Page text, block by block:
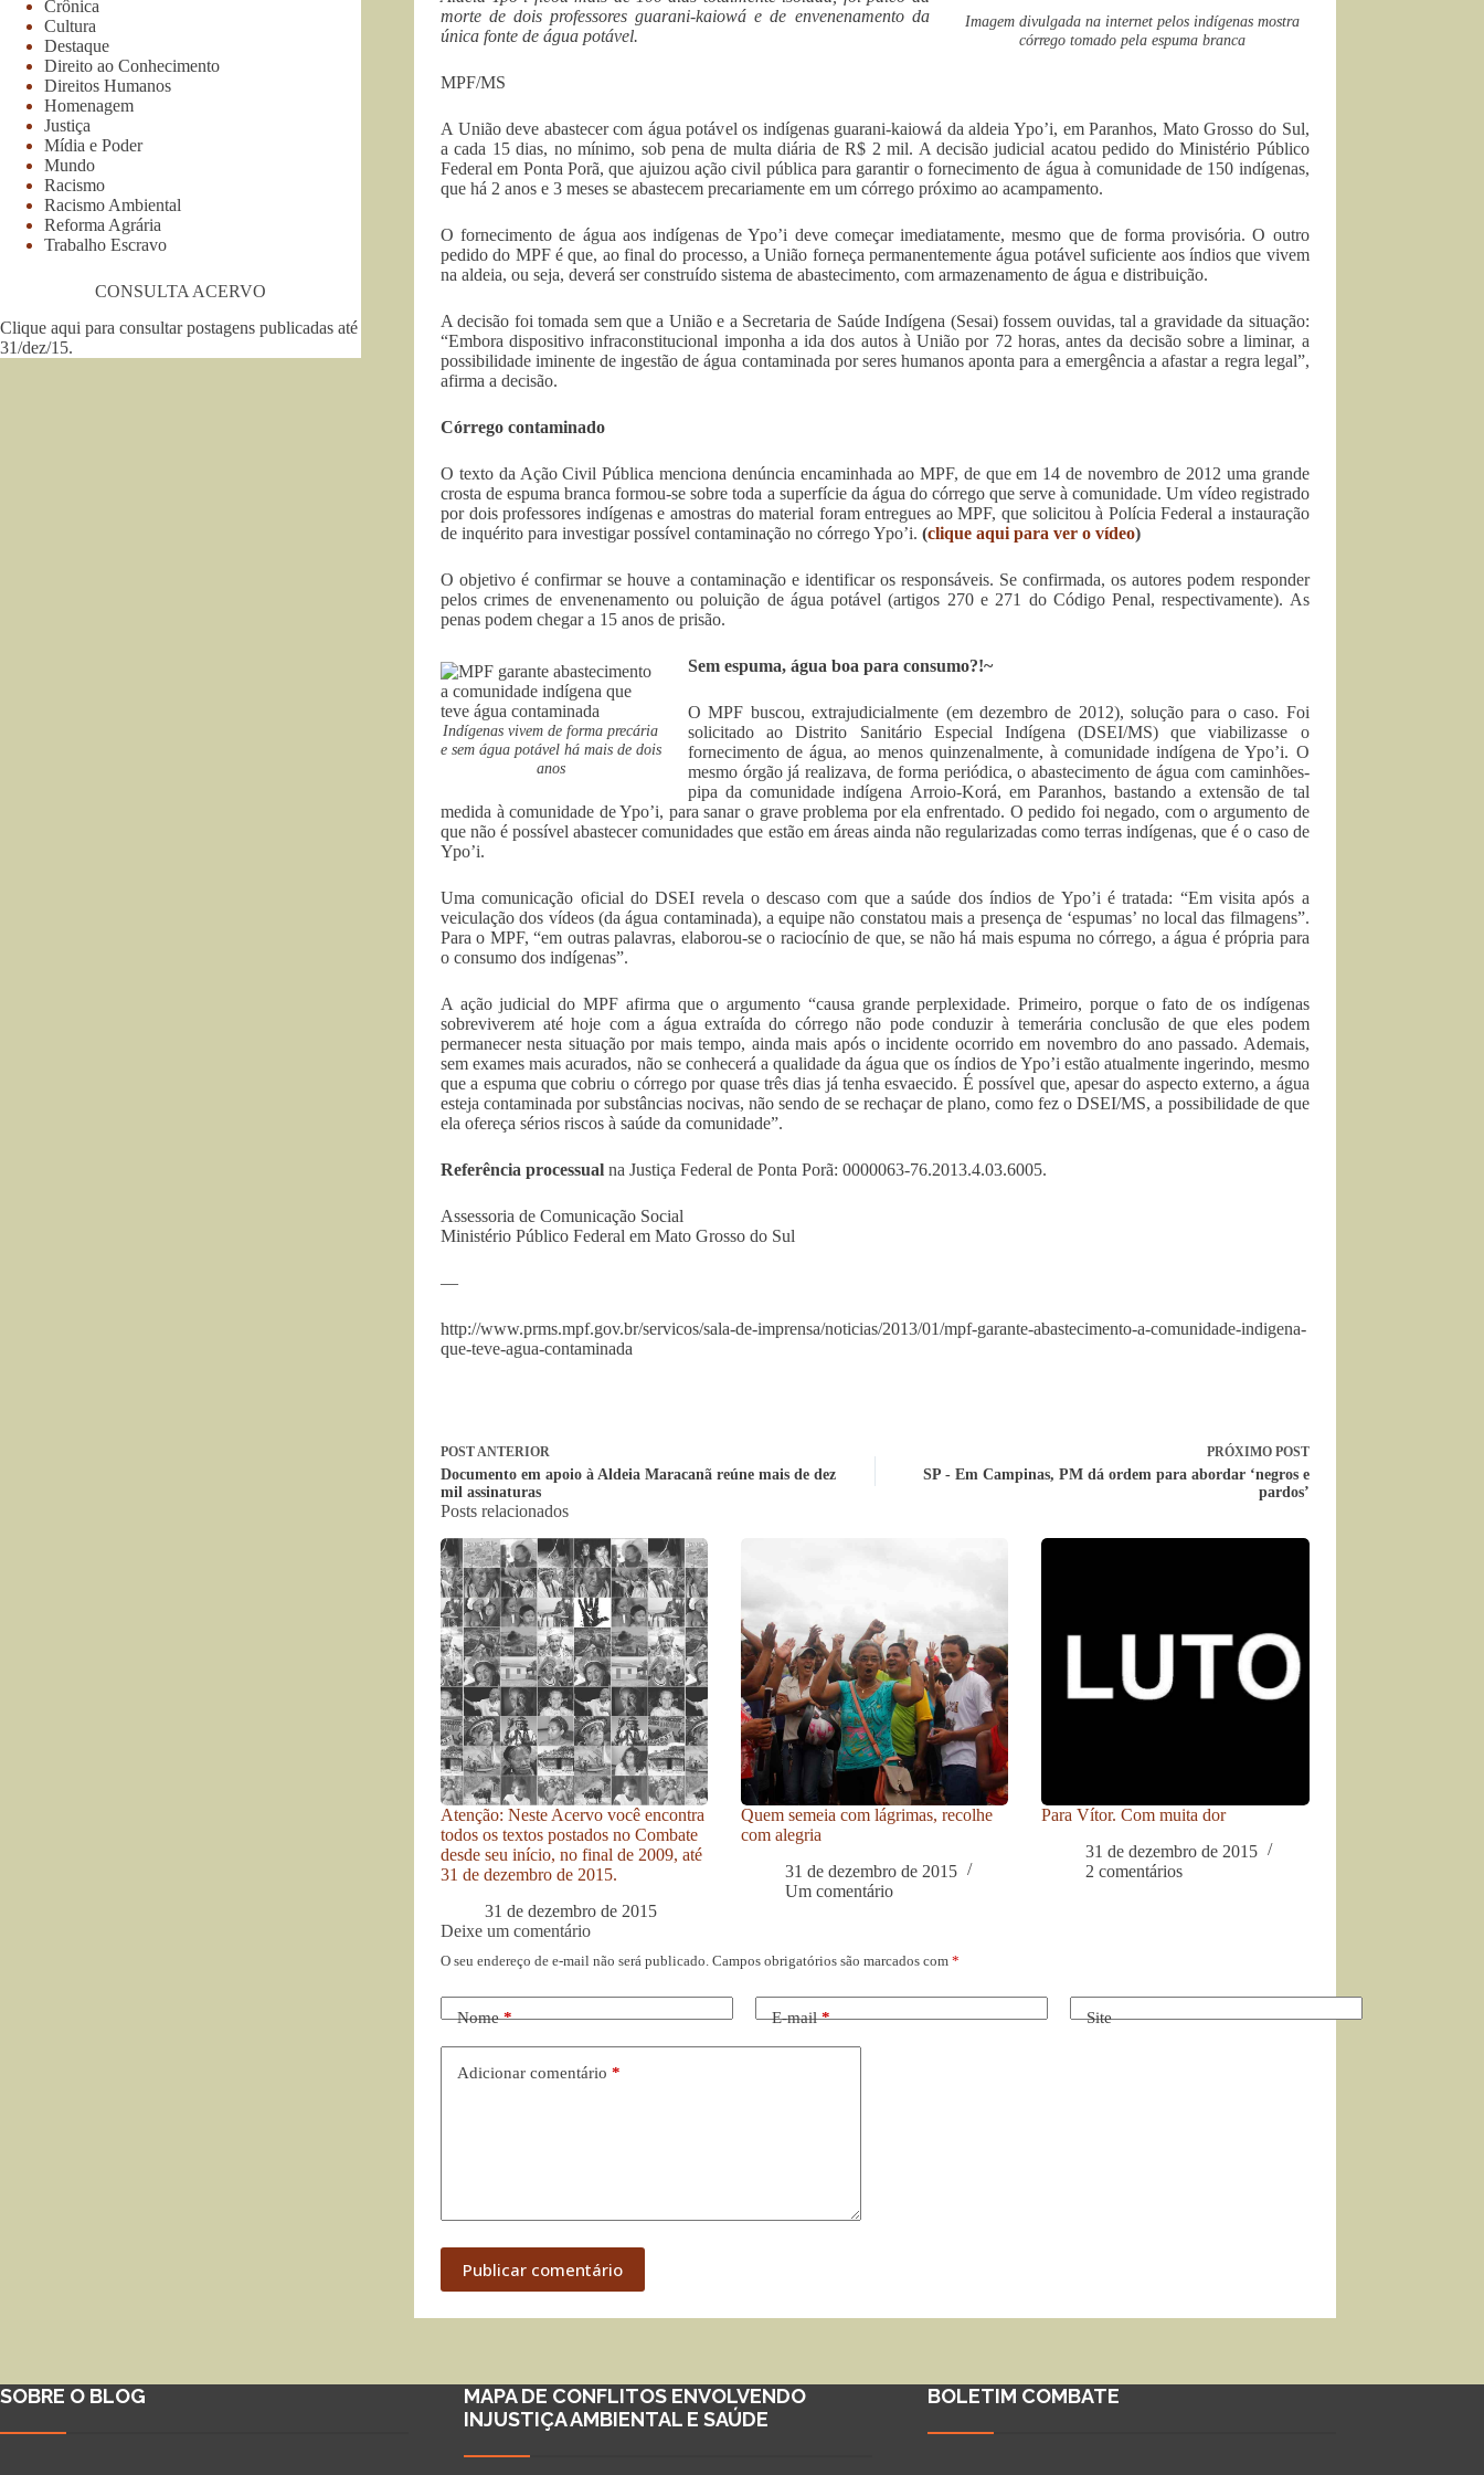
Imagem divulgada na internet pelos indígenas mostra
córrego tomado pela espuma branca
morte de dois professores guarani-kaiowá e de envenenamento da
única fonte de água potável.
MPF/MS
A União deve abastecer com água potável os indígenas guarani-kaiowá da aldeia Ypo’i, em Paranhos, Mato Grosso do Sul,
a cada 15 dias, no mínimo, sob pena de multa diária de R$ 2 mil. A decisão judicial acatou pedido do Ministério Público
Federal em Ponta Porã, que ajuizou ação civil pública para garantir o fornecimento de água à comunidade de 150 indígenas,
que há 2 anos e 3 meses se abastecem precariamente em um córrego próximo ao acampamento.
O fornecimento de água aos indígenas de Ypo’i deve começar imediatamente, mesmo que de forma provisória. O outro
pedido do MPF é que, ao final do processo, a União forneça permanentemente água potável suficiente aos índios que vivem
na aldeia, ou seja, deverá ser construído sistema de abastecimento, com armazenamento de água e distribuição.
A decisão foi tomada sem que a União e a Secretaria de Saúde Indígena (Sesai) fossem ouvidas, tal a gravidade da situação:
“Embora dispositivo infraconstitucional imponha a ida dos autos à União por 72 horas, antes da decisão sobre a liminar, a
possibilidade iminente de ingestão de água contaminada por seres humanos aponta para a emergência a afastar a regra legal”,
afirma a decisão.
Córrego contaminado
O texto da Ação Civil Pública menciona denúncia encaminhada ao MPF, de que em 14 de novembro de 2012 uma grande
crosta de espuma branca formou-se sobre toda a superfície da água do córrego que serve à comunidade. Um vídeo registrado
por dois professores indígenas e amostras do material foram entregues ao MPF, que solicitou à Polícia Federal a instauração
de inquérito para investigar possível contaminação no córrego Ypo’i. (clique aqui para ver o vídeo)
O objetivo é confirmar se houve a contaminação e identificar os responsáveis. Se confirmada, os autores podem responder
pelos crimes de envenenamento ou poluição de água potável (artigos 270 e 271 do Código Penal, respectivamente). As
penas podem chegar a 15 anos de prisão.
Indígenas vivem de forma precária
e sem água potável há mais de dois
anos
Sem espuma, água boa para consumo?!~
O MPF buscou, extrajudicialmente (em dezembro de 2012), solução para o caso. Foi
solicitado ao Distrito Sanitário Especial Indígena (DSEI/MS) que viabilizasse o
fornecimento de água, ao menos quinzenalmente, à comunidade indígena de Ypo’i. O
mesmo órgão já realizava, de forma periódica, o abastecimento de água com caminhões-
pipa da comunidade indígena Arroio-Korá, em Paranhos, bastando a extensão de tal
medida à comunidade de Ypo’i, para sanar o grave problema por ela enfrentado. O pedido foi negado, com o argumento de
que não é possível abastecer comunidades que estão em áreas ainda não regularizadas como terras indígenas, que é o caso de
Ypo’i.
Uma comunicação oficial do DSEI revela o descaso com que a saúde dos índios de Ypo’i é tratada: “Em visita após a
veiculação dos vídeos (da água contaminada), a equipe não constatou mais a presença de ‘espumas’ no local das filmagens”.
Para o MPF, “em outras palavras, elaborou-se o raciocínio de que, se não há mais espuma no córrego, a água é própria para
o consumo dos indígenas”.
A ação judicial do MPF afirma que o argumento “causa grande perplexidade. Primeiro, porque o fato de os indígenas
sobreviverem até hoje com a água extraída do córrego não pode conduzir à temerária conclusão de que eles podem
permanecer nesta situação por mais tempo, ainda mais após o incidente ocorrido em novembro do ano passado. Ademais,
sem exames mais acurados, não se conhecerá a qualidade da água que os índios de Ypo’i estão atualmente ingerindo, mesmo
que a espuma que cobriu o córrego por quase três dias já tenha esvaecido. É possível que, apesar do aspecto externo, a água
esteja contaminada por substâncias nocivas, não sendo de se rechaçar de plano, como fez o DSEI/MS, a possibilidade de que
ela ofereça sérios riscos à saúde da comunidade”.
Referência processualna Justiça Federal de Ponta Porã: 0000063-76.2013.4.03.6005.
Assessoria de Comunicação Social
Ministério Público Federal em Mato Grosso do Sul
—
http://www.prms.mpf.gov.br/servicos/sala-de-imprensa/noticias/2013/01/mpf-garante-abastecimento-a-comunidade-indigena-
que-teve-agua-contaminada
POSTANTERIOR
Documento em apoio à Aldeia Maracanã reúne mais de dez
mil assinaturas
PRÓXIMO POST
SP - Em Campinas, PM dá ordem para abordar ‘negros e
pardos’
Posts relacionados
Atenção: Neste Acervo você encontra
todos os textos postados no Combate
desde seu início, no final de 2009, até
31 de dezembro de 2015.
31 de dezembro de 2015
Quem semeia com lágrimas, recolhe
com alegria
31 de dezembro de 2015
Um comentário
Para Vítor. Com muita dor
31 de dezembro de 2015
2 comentários
Deixe um comentário
O seu endereço de e-mail não será publicado. Campos obrigatórios são marcados com *
Nome* E-mail* Site
Adicionar comentário *
Publicar comentário
Crônica
Cultura
Destaque
Direito ao Conhecimento
Direitos Humanos
Homenagem
Justiça
Mídia e Poder
Mundo
Racismo
Racismo Ambiental
Reforma Agrária
Trabalho Escravo
CONSULTA ACERVO
Clique aqui para consultar postagens publicadas até
31/dez/15.
SOBRE O BLOG
MAPA DE CONFLITOS ENVOLVENDO
INJUSTIÇA AMBIENTAL E SAÚDE
BOLETIM COMBATE